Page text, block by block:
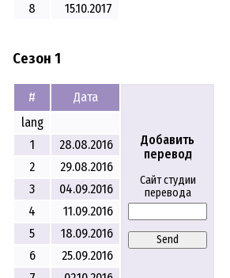
8
15.10.2017
Сезон 1
# Дата
Добавить
перевод
Сайт студии
перевода
Send
lang
1
28.08.2016
2
29.08.2016
3
04.09.2016
4
11.09.2016
5
18.09.2016
6
25.09.2016